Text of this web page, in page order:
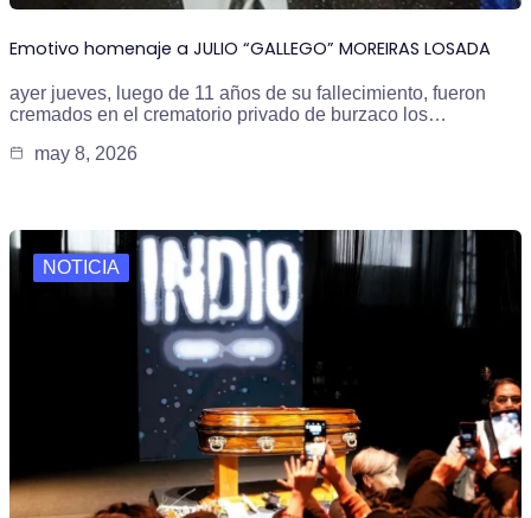
Emotivo homenaje a JULIO “GALLEGO” MOREIRAS LOSADA
ayer jueves, luego de 11 años de su fallecimiento, fueron
cremados en el crematorio privado de burzaco los…
may 8, 2026
NOTICIA